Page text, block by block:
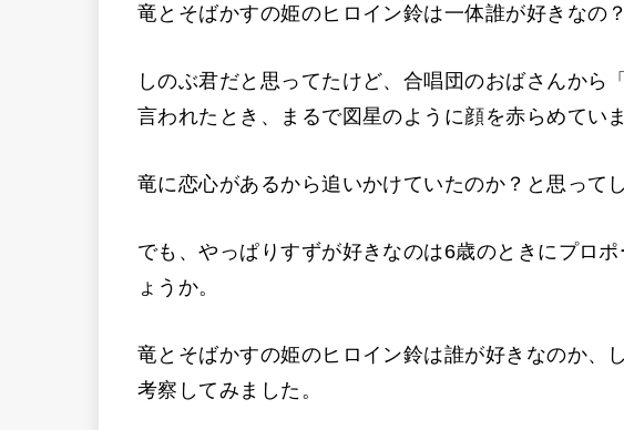
竜とそばかすの姫のヒロイン鈴は一体誰が好きなの？
しのぶ君だと思ってたけど、合唱団のおばさんから
言われたとき、まるで図星のように顔を赤らめていま
竜に恋心があるから追いかけていたのか？と思って
でも、やっぱりすずが好きなのは6歳のときにプロ
ょうか。
竜とそばかすの姫のヒロイン鈴は誰が好きなのか、
考察してみました。